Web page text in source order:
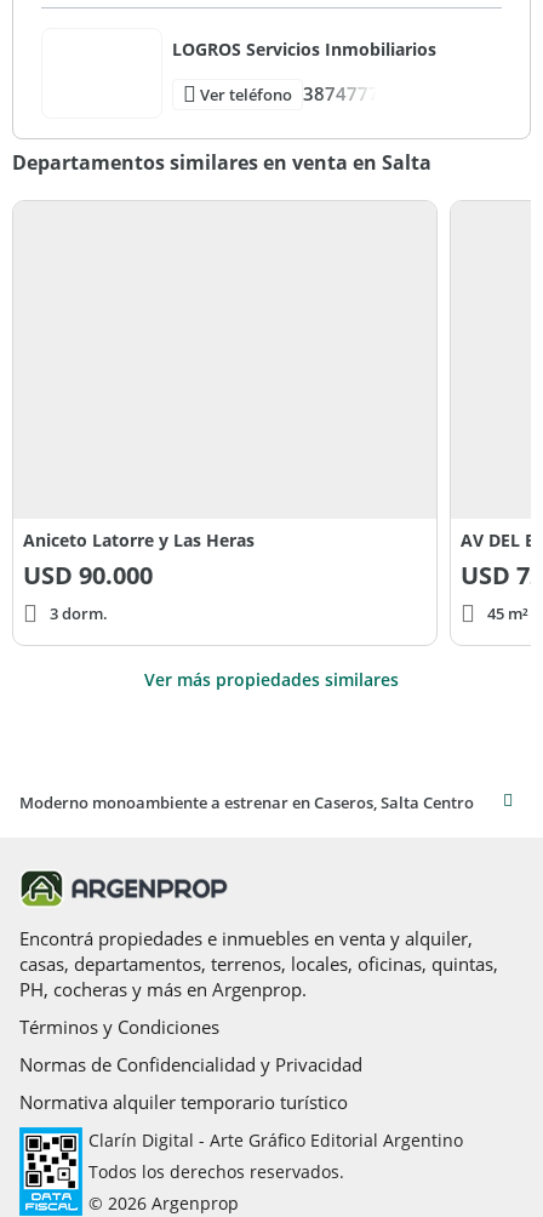
LOGROS Servicios Inmobiliarios
Ver teléfono 3874777
Departamentos similares en venta en Salta
Aniceto Latorre y Las Heras
USD 90.000
3 dorm.
USD
45 m²
Ver más propiedades similares
Moderno monoambiente a estrenar en Caseros, Salta Centro
Encontrá propiedades e inmuebles en venta y alquiler,
casas, departamentos, terrenos, locales, oficinas, quintas,
PH, cocheras y más en Argenprop.
Términos y Condiciones
Normas de Confidencialidad y Privacidad
Normativa alquiler temporario turístico
Clarín Digital - Arte Gráfico Editorial Argentino
Todos los derechos reservados.
© 2026 Argenprop